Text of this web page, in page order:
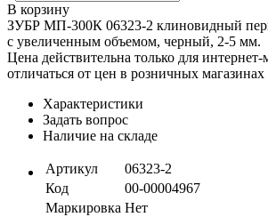
В корзину
ЗУБР МП-300К 06323-2 клиновидный
с увеличенным объемом, черный, 2-5 мм.
Цена действительна только для
отличаться от цен в розничных магазинах
Характеристики
Задать вопрос
Наличие на складе
Артикул
06323-2
Код
00-00004967
Маркировка Нет